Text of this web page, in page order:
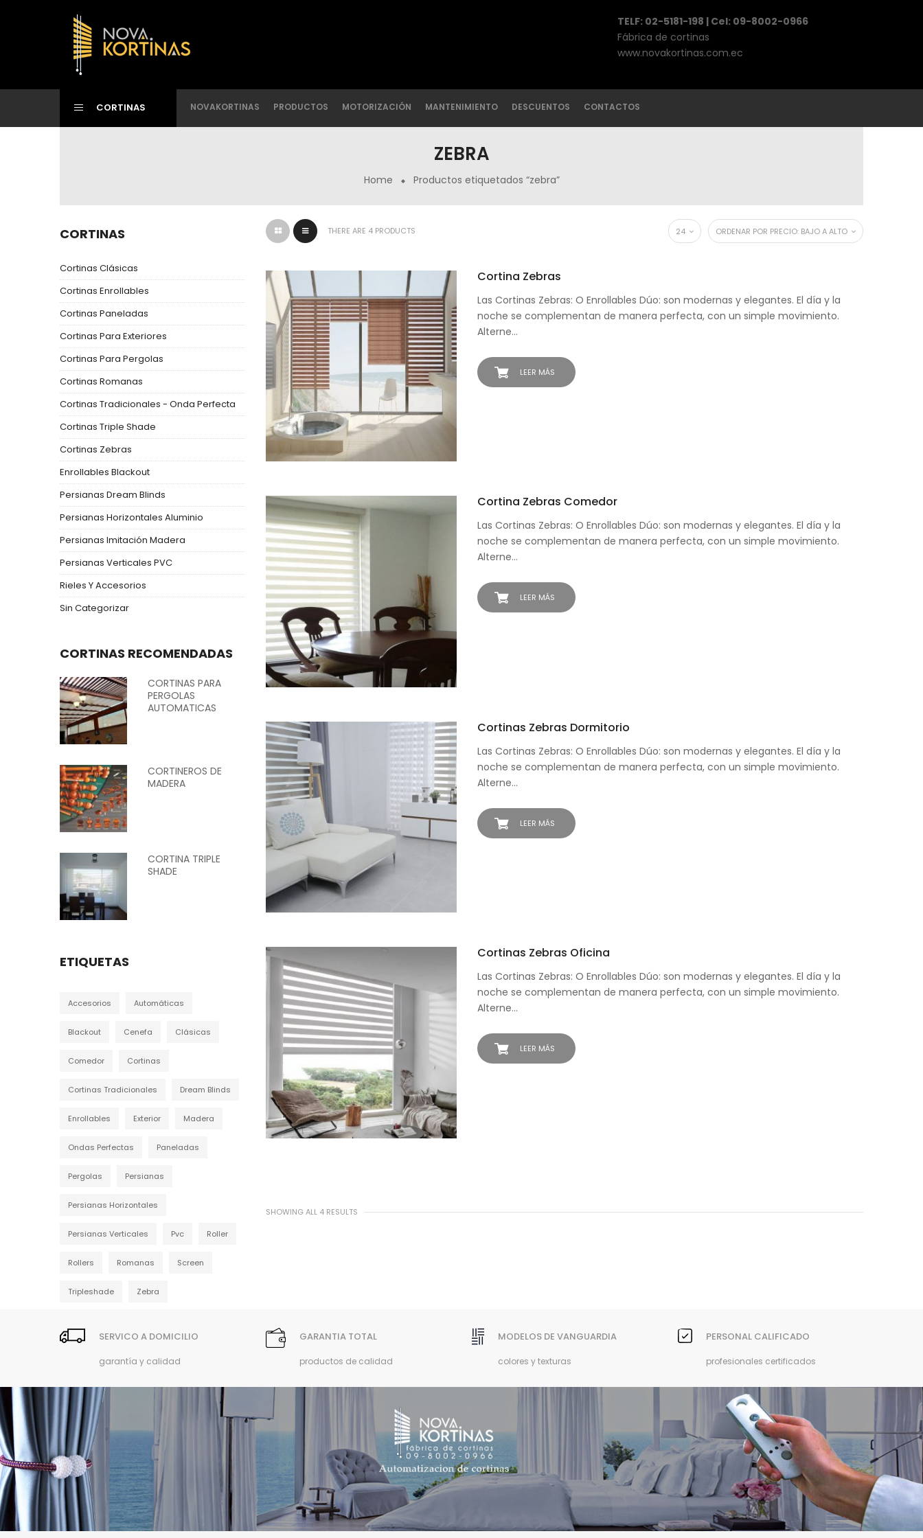
TELF: 02-5181-198 | Cel: 09-8002-0966
Fábrica de cortinas
www.novakortinas.com.ec
CORTINAS NOVAKORTINAS PRODUCTOS MOTORIZACIÓN MANTENIMIENTO DESCUENTOS CONTACTOS
ZEBRA
Home Productos etiquetados “zebra”
CORTINAS
Cortinas Clásicas
Cortinas Enrollables
Cortinas Paneladas
Cortinas Para Exteriores
Cortinas Para Pergolas
Cortinas Romanas
Cortinas Tradicionales - Onda Perfecta
Cortinas Triple Shade
Cortinas Zebras
Enrollables Blackout
Persianas Dream Blinds
Persianas Horizontales Aluminio
Persianas Imitación Madera
Persianas Verticales PVC
Rieles Y Accesorios
Sin Categorizar
CORTINAS RECOMENDADAS
CORTINAS PARA
PERGOLAS
AUTOMATICAS
CORTINEROS DE
MADERA
CORTINA TRIPLE
SHADE
ETIQUETAS
Accesorios Automáticas
Blackout Cenefa Clásicas
Comedor Cortinas
Cortinas Tradicionales Dream Blinds
Enrollables Exterior Madera
Ondas Perfectas Paneladas
Pergolas Persianas
Persianas Horizontales
Persianas Verticales Pvc Roller
Rollers Romanas Screen
Tripleshade Zebra
THERE ARE 4 PRODUCTS ORDENAR POR PRECIO: BAJO A ALTO
24
LEER MÁS
Cortina Zebras
Las Cortinas Zebras: O Enrollables Dúo: son modernas y elegantes. El día y la
noche se complementan de manera perfecta, con un simple movimiento.
Alterne…
LEER MÁS
Cortina Zebras Comedor
Las Cortinas Zebras: O Enrollables Dúo: son modernas y elegantes. El día y la
noche se complementan de manera perfecta, con un simple movimiento.
Alterne…
LEER MÁS
Cortinas Zebras Dormitorio
Las Cortinas Zebras: O Enrollables Dúo: son modernas y elegantes. El día y la
noche se complementan de manera perfecta, con un simple movimiento.
Alterne…
LEER MÁS
Cortinas Zebras Oficina
Las Cortinas Zebras: O Enrollables Dúo: son modernas y elegantes. El día y la
noche se complementan de manera perfecta, con un simple movimiento.
Alterne…
SHOWING ALL 4 RESULTS
SERVICO A DOMICILIO
garantía y calidad
GARANTIA TOTAL
productos de calidad
MODELOS DE VANGUARDIA
colores y texturas
PERSONAL CALIFICADO
profesionales certificados